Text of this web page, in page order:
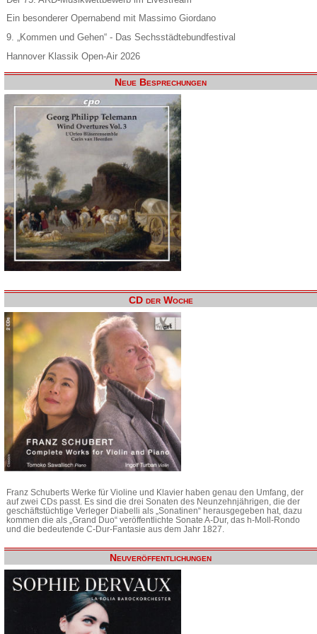
Ein besonderer Opernabend mit Massimo Giordano
9. „Kommen und Gehen“ - Das Sechsstädtebundfestival
Hannover Klassik Open-Air 2026
Neue Besprechungen
CD der Woche
Franz Schuberts Werke für Violine und Klavier haben genau den Umfang, der
auf zwei CDs passt. Es sind die drei Sonaten des Neunzehnjährigen, die der
geschäftstüchtige Verleger Diabelli als „Sonatinen“ herausgegeben hat, dazu
kommen die als „Grand Duo“ veröffentlichte Sonate A-Dur, das h-Moll-Rondo
und die bedeutende C-Dur-Fantasie aus dem Jahr 1827.
Neuveröffentlichungen